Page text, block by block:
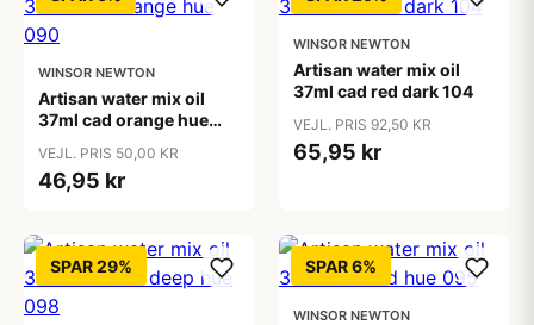
WINSOR NEWTON
Artisan water mix oil
37ml cad orange hue
VEJL. PRIS 50,00 KR
46,95 kr
WINSOR NEWTON
Artisan water mix oil
37ml cad red dark 104
VEJL. PRIS 92,50 KR
65,95 kr
SPAR 29% SPAR 6%
WINSOR NEWTON